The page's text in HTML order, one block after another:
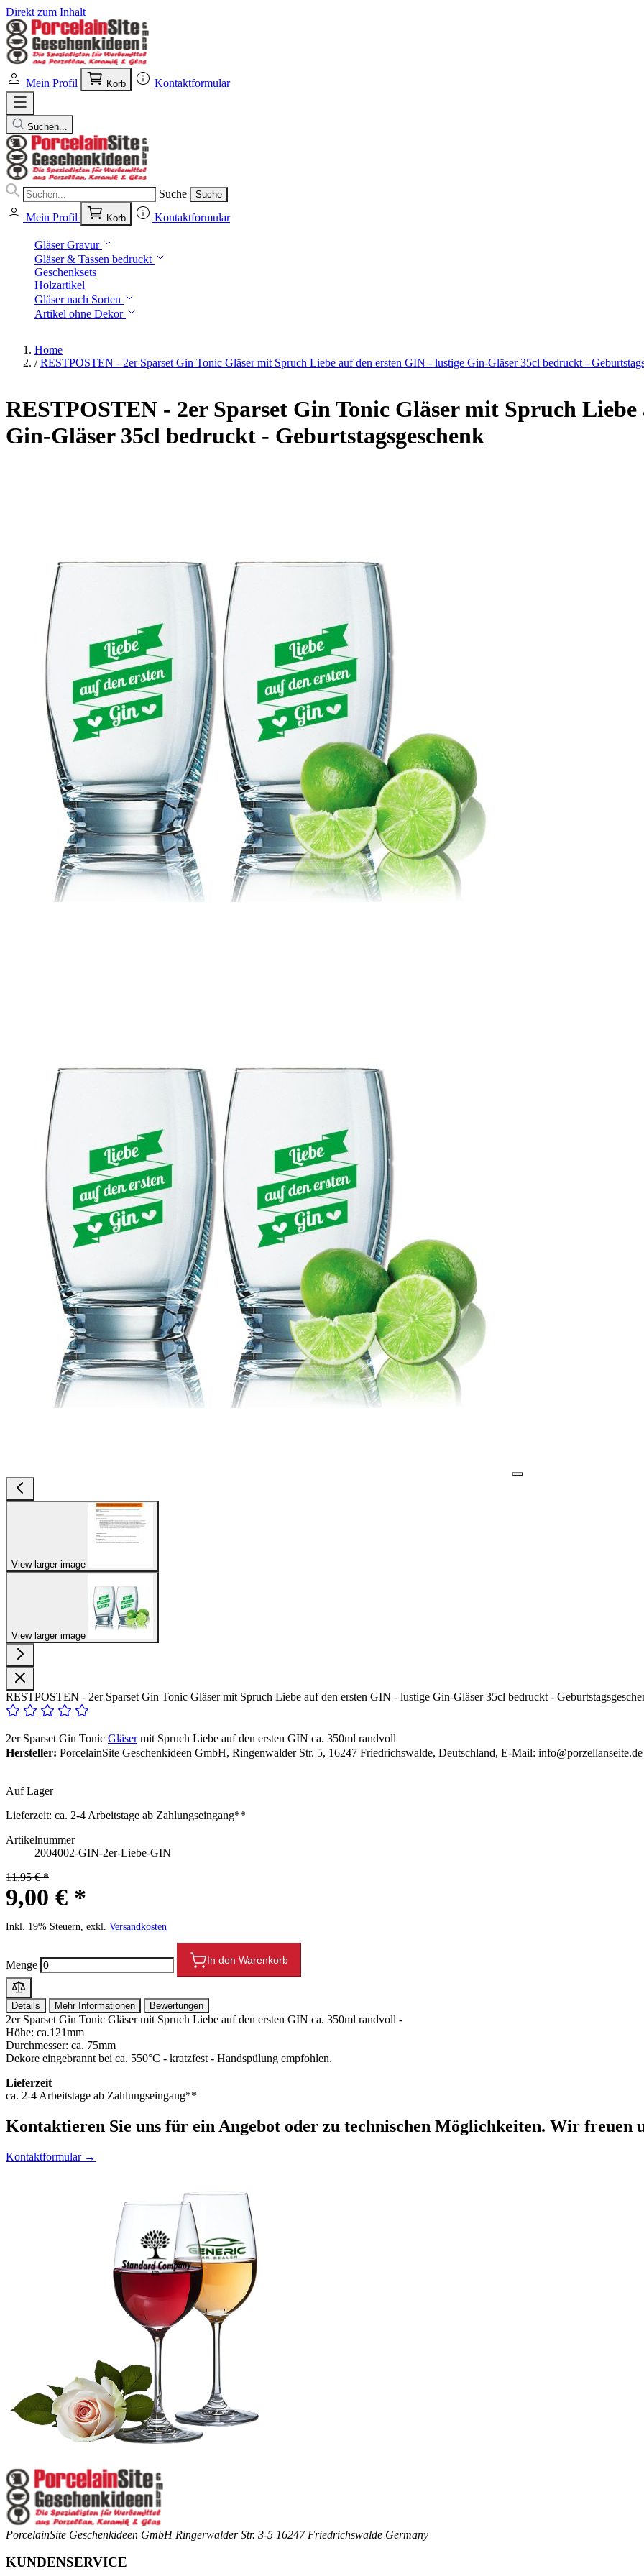
Direkt zum Inhalt
Mein Profil Korb Kontaktformular
Suchen...
Suche Suche
Mein Profil Korb Kontaktformular
Gläser Gravur
Gläser & Tassen bedruckt
Geschenksets
Holzartikel
Gläser nach Sorten
Artikel ohne Dekor
Home
/ RESTPOSTEN - 2er Sparset Gin Tonic Gläser mit Spruch Liebe auf den ersten GIN - lustige Gin-Gläser 35cl bedruckt -
RESTPOSTEN - 2er Sparset Gin Tonic Gläser mit Spruch
Gin-Gläser 35cl bedruckt - Geburtstagsgeschenk
View larger image
View larger image
RESTPOSTEN - 2er Sparset Gin Tonic Gläser mit Spruch Liebe auf den ersten GIN - lustige Gin-Gläser 35cl bedruckt -
2er Sparset Gin Tonic Gläsermit Spruch Liebe auf den ersten GIN ca. 350ml randvoll
Hersteller: PorcelainSite Geschenkideen GmbH, Ringenwalder Str. 5, 16247 Friedrichswalde, Deutschland, E-Mail: info@porzellanseite.de
Auf Lager
Lieferzeit: ca. 2-4 Arbeitstage ab Zahlungseingang**
Artikelnummer
2004002-GIN-2er-Liebe-GIN
11,95 € *
9,00 € *
Inkl. 19% Steuern, exkl. Versandkosten
Menge In den Warenkorb
Details Mehr Informationen Bewertungen
2er Sparset Gin Tonic Gläser mit Spruch Liebe auf den ersten GIN ca. 350ml randvoll -
Höhe: ca.121mm
Durchmesser: ca. 75mm
Dekore eingebrannt bei ca. 550°C - kratzfest - Handspülung empfohlen.
Lieferzeit
ca. 2-4 Arbeitstage ab Zahlungseingang**
Kontaktieren Sie uns für ein Angebot oder zu technischen Möglichkeiten. Wir freuen
Kontaktformular →
PorcelainSite Geschenkideen GmbH Ringerwalder Str. 3-5 16247 Friedrichswalde Germany
KUNDENSERVICE